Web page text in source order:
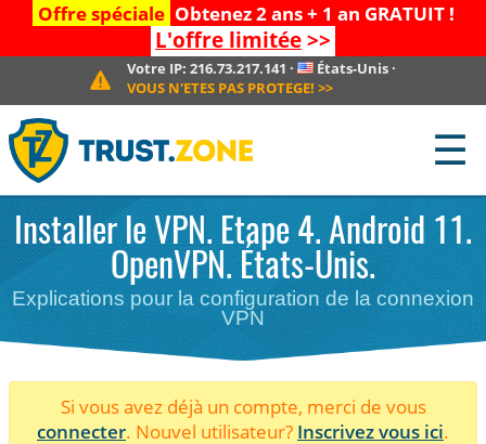
Offre spéciale Obtenez 2 ans + 1 an GRATUIT !
L'offre limitée>>
Votre IP: 216.73.217.141 · États-Unis ·
VOUS N'ETES PAS PROTEGE! >>
☰
Installer le VPN. Etape 4. Android 11.
OpenVPN. États-Unis.
Explications pour la configuration de la connexion
VPN
Si vous avez déjà un compte, merci de vous
connecter. Nouvel utilisateur? Inscrivez vous ici.